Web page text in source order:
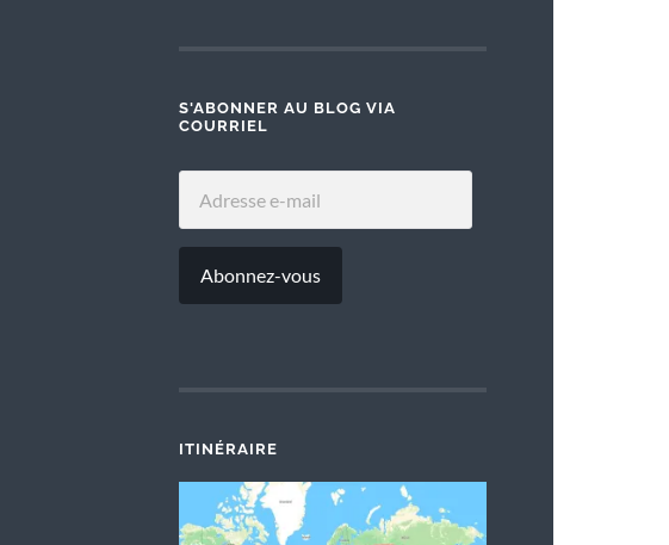
S'ABONNER AU BLOG VIA
COURRIEL
MAIL
Abonnez-vous
ITINÉRAIRE